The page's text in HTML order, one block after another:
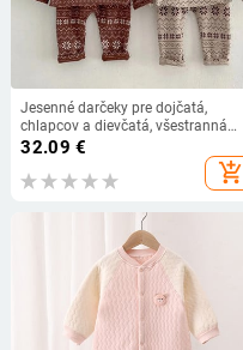
Jesenné darčeky pre dojčatá,
chlapcov a dievčatá, všestranná
vianočná sada s potlačou
snehových vločiek pre bytové
zariadenie, 2 kusy
32.09 €
add_shopping_cart